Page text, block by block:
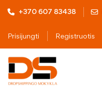
+370 607 83438
Prisijungti Registruotis